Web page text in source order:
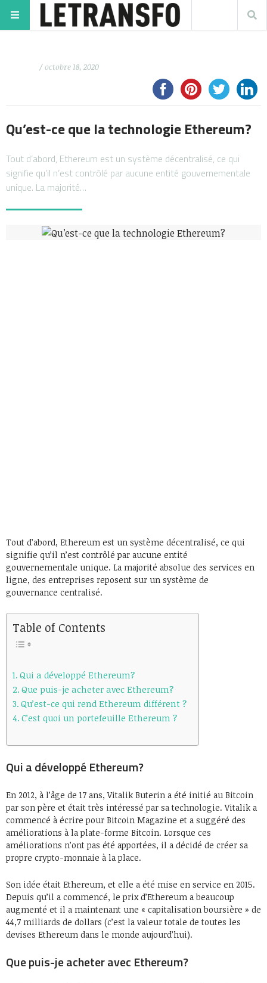
/ octobre 18, 2020
Qu’est-ce que la technologie Ethereum?
Tout d’abord, Ethereum est un système décentralisé, ce qui
signifie qu’il n’est contrôlé par aucune entité gouvernementale
unique. La majorité…
Tout d’abord, Ethereum est un système décentralisé, ce qui
signifie qu’il n’est contrôlé par aucune entité
gouvernementale unique. La majorité absolue des services en
ligne, des entreprises reposent sur un système de
gouvernance centralisé.
Table of Contents
Qui a développé Ethereum?
Que puis-je acheter avec Ethereum?
Qu’est-ce qui rend Ethereum différent ?
C’est quoi un portefeuille Ethereum ?
Qui a développé Ethereum?
En 2012, à l’âge de 17 ans, Vitalik Buterin a été initié au Bitcoin
par son père et était très intéressé par sa technologie. Vitalik a
commencé à écrire pour Bitcoin Magazine et a suggéré des
améliorations à la plate-forme Bitcoin. Lorsque ces
améliorations n’ont pas été apportées, il a décidé de créer sa
propre crypto-monnaie à la place.
Son idée était Ethereum, et elle a été mise en service en 2015.
Depuis qu’il a commencé, le prix d’Ethereum a beaucoup
augmenté et il a maintenant une « capitalisation boursière » de
44,7 milliards de dollars (c’est la valeur totale de toutes les
devises Ethereum dans le monde aujourd’hui).
Que puis-je acheter avec Ethereum?